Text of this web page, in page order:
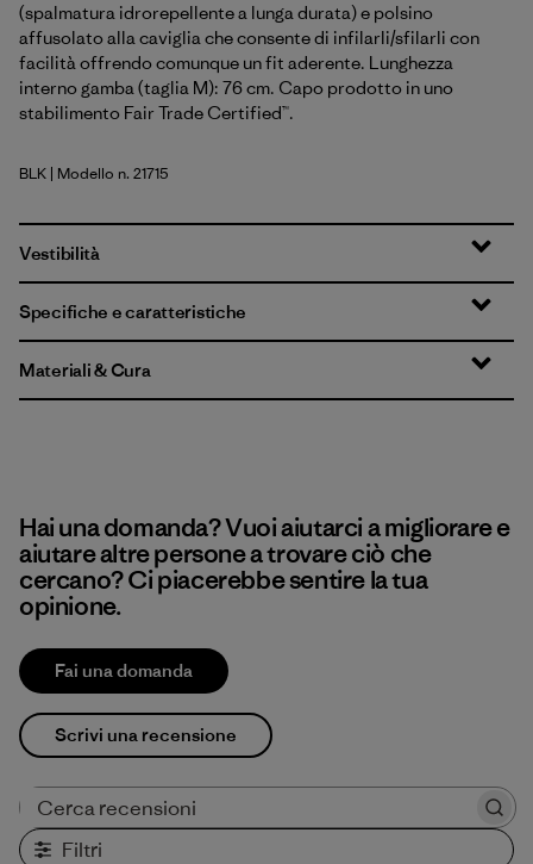
(spalmatura idrorepellente a lunga durata) e polsino
affusolato alla caviglia che consente di infilarli/sfilarli con
facilità offrendo comunque un fit aderente. Lunghezza
interno gamba (taglia M): 76 cm. Capo prodotto in uno
stabilimento Fair Trade Certified™.
Black
BLK | Modello n. 21715
Vestibilità
Specifiche e caratteristiche
Materiali & Cura
Hai una domanda? Vuoi aiutarci a migliorare e
aiutare altre persone a trovare ciò che
cercano? Ci piacerebbe sentire la tua
opinione.
Fai una domanda
Scrivi una recensione
Filtri